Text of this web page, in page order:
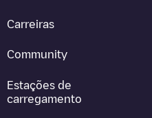
Carreiras
Community
Estações de
carregamento